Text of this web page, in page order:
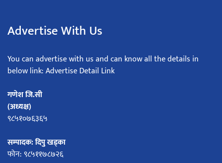
Advertise With Us
You can advertise with us and can know all the details in
below link: Advertise Detail Link
गणेश जि.सी
(अध्यक्ष)
९८५१०७६३६५
सम्पादक: दिपु खड्का
फोन: ९८५११७८७२६